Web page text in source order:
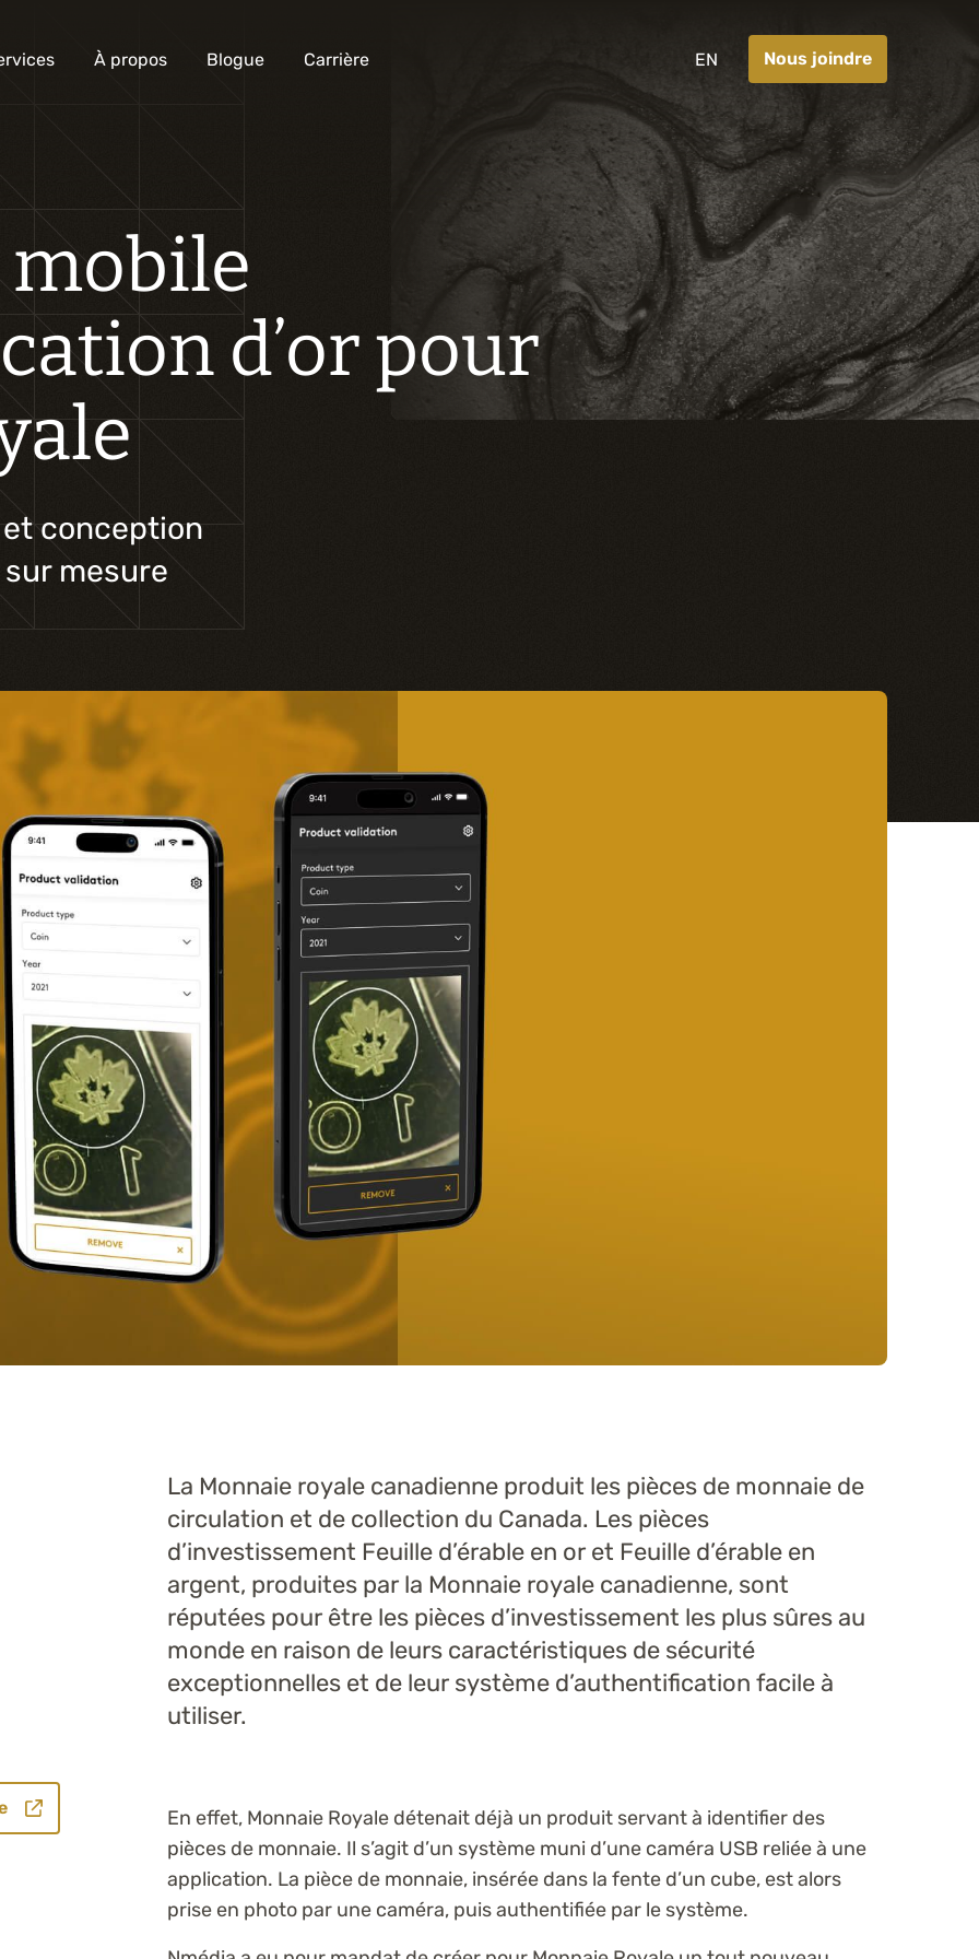
Analyse et conception numérique
Commercialisation numérique
Développement sur mesure
Expérience mobile
Intégration de solutions d’affaires
Intelligence artificielle
Formations
À propos Blogue Carrière EN Nous joindre
d’or pour
conception
mesure
La Monnaie royale canadienne produit les pièces de monnaie de
circulation et de collection du Canada. Les pièces
d’investissement Feuille d’érable en or et Feuille d’érable en
argent, produites par la Monnaie royale canadienne, sont
réputées pour être les pièces d’investissement les plus sûres au
monde en raison de leurs caractéristiques de sécurité
exceptionnelles et de leur système d’authentification facile à
utiliser.
En effet, Monnaie Royale détenait déjà un produit servant à identifier des
pièces de monnaie. Il s’agit d’un système muni d’une caméra USB reliée à une
application. La pièce de monnaie, insérée dans la fente d’un cube, est alors
prise en photo par une caméra, puis authentifiée par le système.